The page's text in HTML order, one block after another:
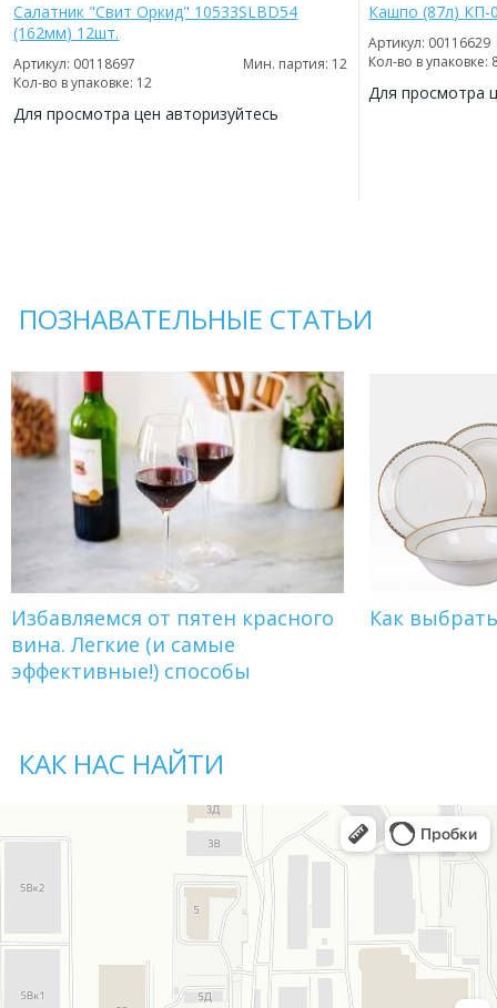
Салатник "Свит Оркид" 10533SLBD54
(162мм) 12шт.
Артикул: 00118697
Мин. партия: 12
Кол-во в упаковке: 12
Для просмотра цен авторизуйтесь
Кашпо (87л) КП-
Артикул: 00116629
Кол-во в упаковке:
Для просмотра
ПОЗНАВАТЕЛЬНЫЕ СТАТЬИ
Избавляемся от пятен красного
вина. Легкие (и самые
эффективные!) способы
Как
КАК НАС НАЙТИ